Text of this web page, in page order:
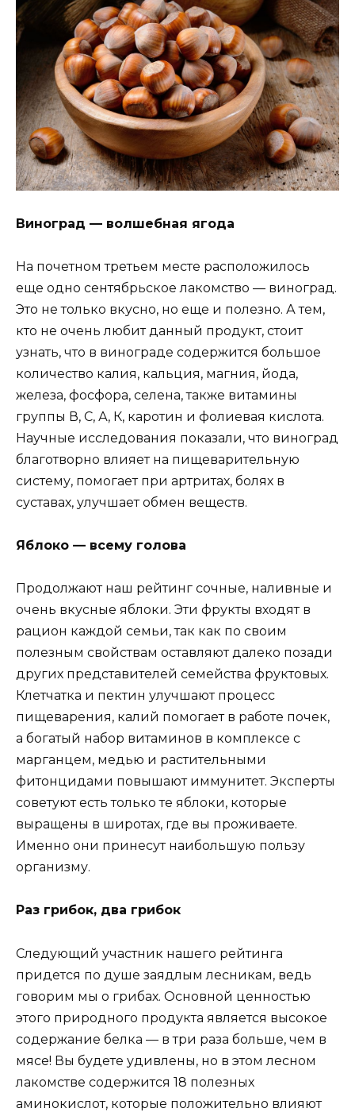
Виноград — волшебная ягода
На почетном третьем месте расположилось
еще одно сентябрьское лакомство — виноград.
Это не только вкусно, но еще и полезно. А тем,
кто не очень любит данный продукт, стоит
узнать, что в винограде содержится большое
количество калия, кальция, магния, йода,
железа, фосфора, селена, также витамины
группы В, С, А, К, каротин и фолиевая кислота.
Научные исследования показали, что виноград
благотворно влияет на пищеварительную
систему, помогает при артритах, болях в
суставах, улучшает обмен веществ.
Яблоко — всему голова
Продолжают наш рейтинг сочные, наливные и
очень вкусные яблоки. Эти фрукты входят в
рацион каждой семьи, так как по своим
полезным свойствам оставляют далеко позади
других представителей семейства фруктовых.
Клетчатка и пектин улучшают процесс
пищеварения, калий помогает в работе почек,
а богатый набор витаминов в комплексе с
марганцем, медью и растительными
фитонцидами повышают иммунитет. Эксперты
советуют есть только те яблоки, которые
выращены в широтах, где вы проживаете.
Именно они принесут наибольшую пользу
организму.
Раз грибок, два грибок
Следующий участник нашего рейтинга
придется по душе заядлым лесникам, ведь
говорим мы о грибах. Основной ценностью
этого природного продукта является высокое
содержание белка — в три раза больше, чем в
мясе! Вы будете удивлены, но в этом лесном
лакомстве содержится 18 полезных
аминокислот, которые положительно влияют